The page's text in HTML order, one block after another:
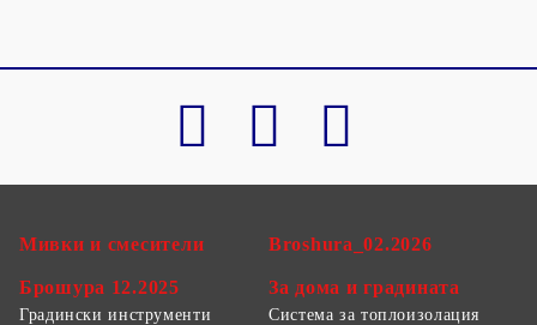
Мивки и смесители
Брошура 12.2025
Broshura_02.2026
За дома и градината
Градински инструменти
Система за топлоизолация